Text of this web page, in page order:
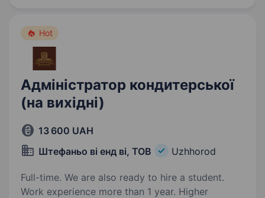
Hot
Адміністратор кондитерської
(на вихідні)
13 600 UAH
Штефаньо ві енд ві, ТОВ
Uzhhorod
Full-time. We are also ready to hire a student.
Work experience more than 1 year. Higher